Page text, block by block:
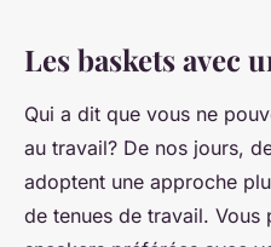
Les baskets avec
Qui a dit que vous ne
au travail? De nos jours,
adoptent une approche
de tenues de travail.